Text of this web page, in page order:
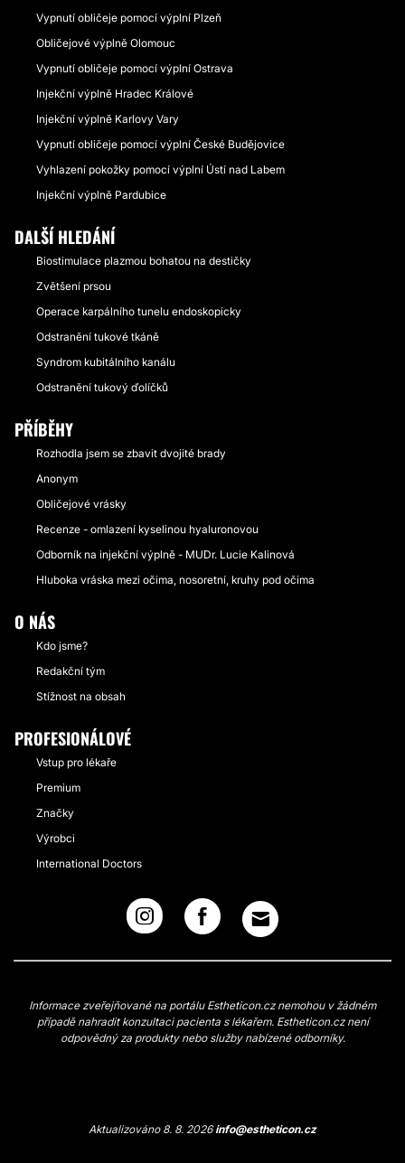
Vypnutí obličeje pomocí výplní Plzeň
Obličejové výplně Olomouc
Vypnutí obličeje pomocí výplní Ostrava
Injekční výplně Hradec Králové
Injekční výplně Karlovy Vary
Vypnutí obličeje pomocí výplní České Budějovice
Vyhlazení pokožky pomocí výplní Ústí nad Labem
Injekční výplně Pardubice
DALŠÍ HLEDÁNÍ
Biostimulace plazmou bohatou na destičky
Zvětšení prsou
Operace karpálního tunelu endoskopicky
Odstranění tukové tkáně
Syndrom kubitálního kanálu
Odstranění tukový ďolíčků
PŘÍBĚHY
Rozhodla jsem se zbavit dvojité brady
Anonym
Obličejové vrásky
Recenze - omlazení kyselinou hyaluronovou
Odborník na injekční výplně - MUDr. Lucie Kalinová
Hluboka vráska mezi očima, nosoretní, kruhy pod očima
O NÁS
Kdo jsme?
Redakční tým
Stížnost na obsah
PROFESIONÁLOVÉ
Vstup pro lékaře
Premium
Značky
Výrobci
International Doctors
Informace zveřejňované na portálu Estheticon.cz nemohou v žádném
případě nahradit konzultaci pacienta s lékařem. Estheticon.cz není
odpovědný za produkty nebo služby nabízené odborníky.
Aktualizováno 8. 8. 2026info@estheticon.cz